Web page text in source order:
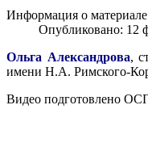
Информация о материале
Опубликовано: 12
Ольга Александрова,
имени Н.А. Римского-
Видео подготовлено